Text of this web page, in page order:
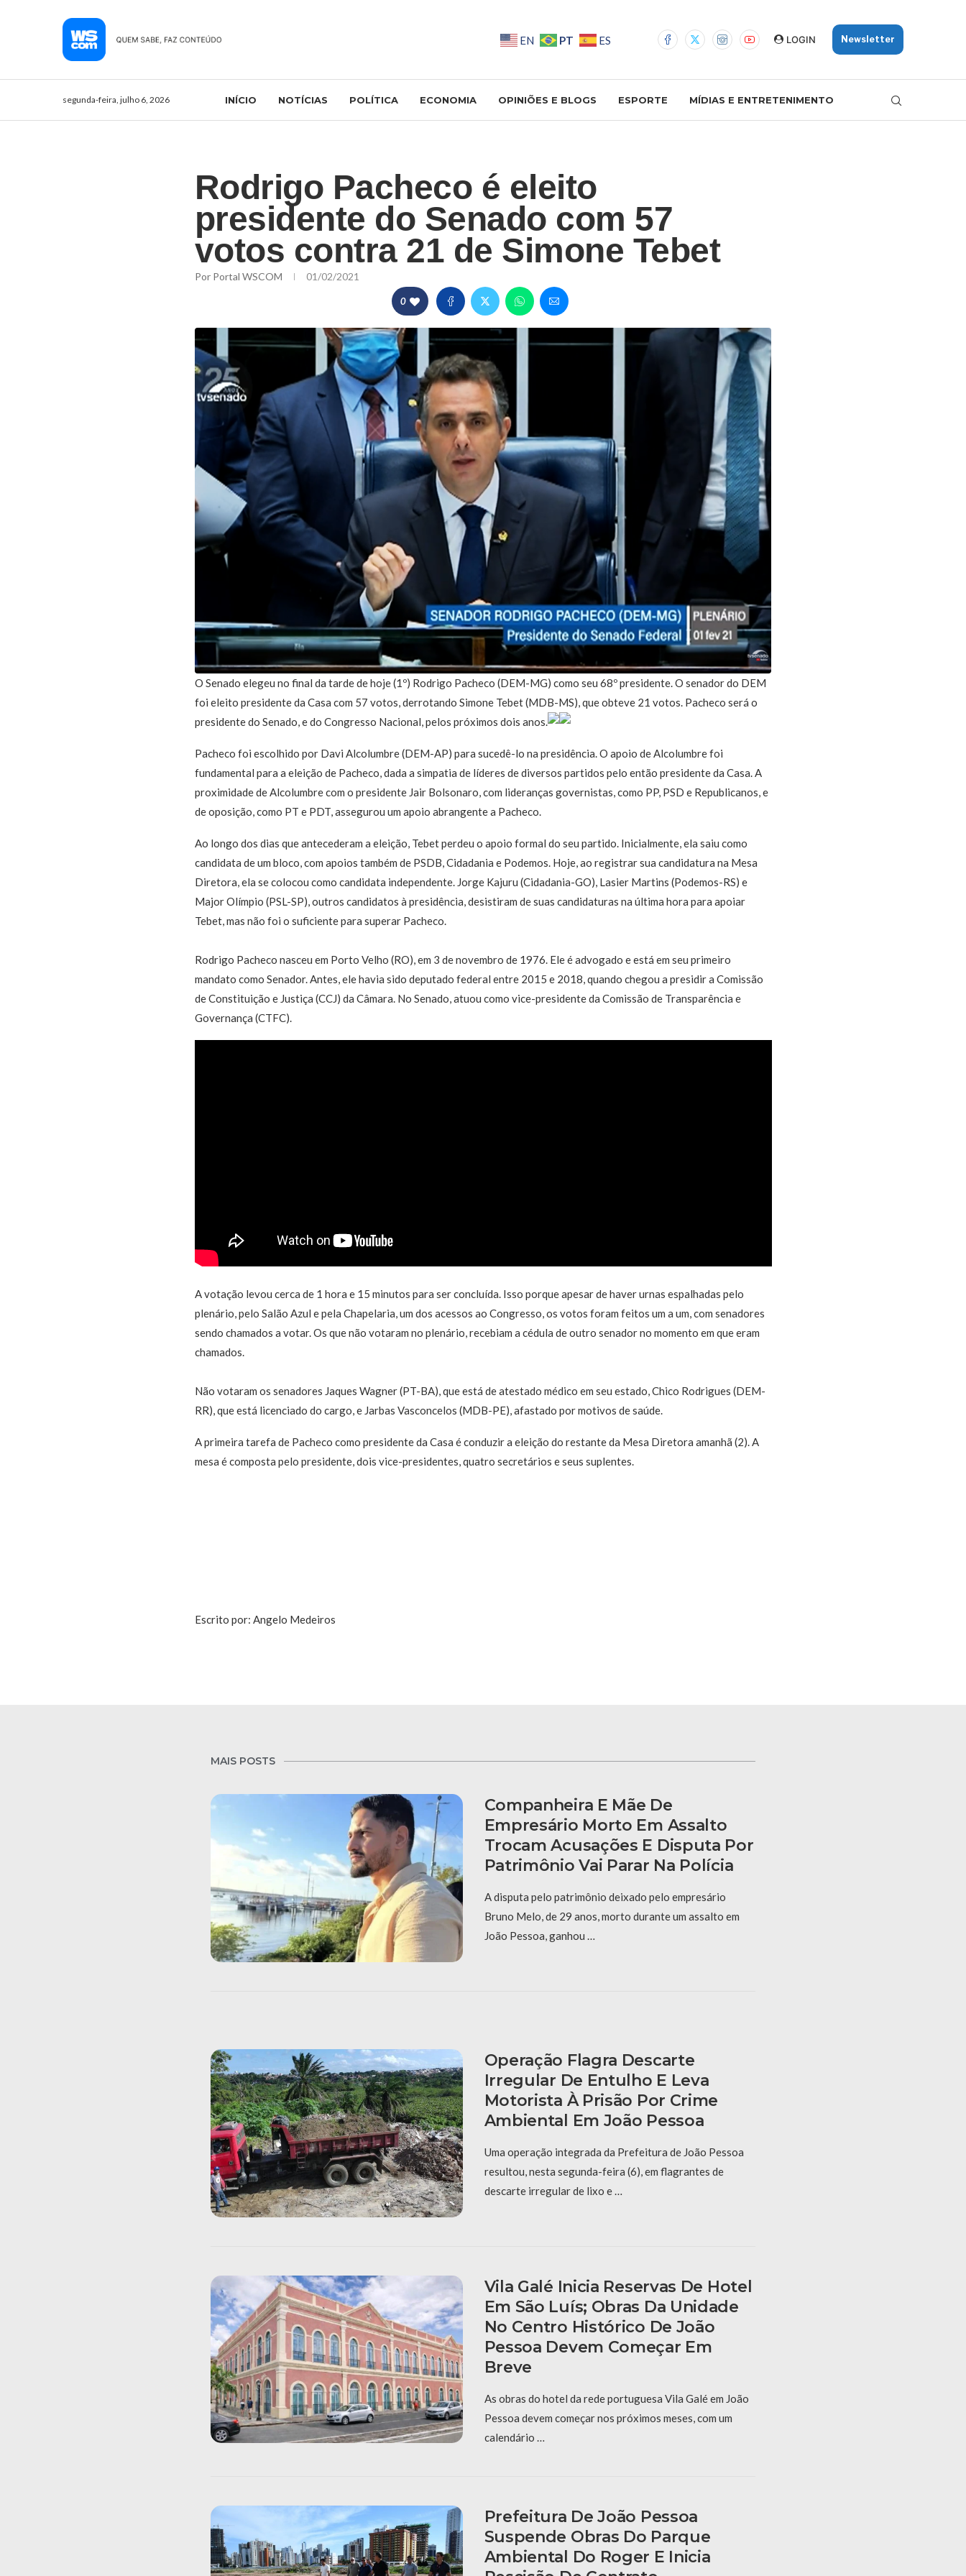
EN PT ES LOGIN Newsletter
segunda-feira, julho 6, 2026 INÍCIO NOTÍCIAS POLÍTICA ECONOMIA OPINIÕES E BLOGS ESPORTE MÍDIAS E ENTRETENIMENTO
Rodrigo Pacheco é eleito
presidente do Senado com 57
votos contra 21 de Simone Tebet
Por Portal WSCOM 01/02/2021
0
O Senado elegeu no final da tarde de hoje (1º) Rodrigo Pacheco (DEM-MG) como seu 68º presidente. O senador do DEM
foi eleito presidente da Casa com 57 votos, derrotando Simone Tebet (MDB-MS), que obteve 21 votos. Pacheco será o
presidente do Senado, e do Congresso Nacional, pelos próximos dois anos.
Pacheco foi escolhido por Davi Alcolumbre (DEM-AP) para sucedê-lo na presidência. O apoio de Alcolumbre foi
fundamental para a eleição de Pacheco, dada a simpatia de líderes de diversos partidos pelo então presidente da Casa. A
proximidade de Alcolumbre com o presidente Jair Bolsonaro, com lideranças governistas, como PP, PSD e Republicanos, e
de oposição, como PT e PDT, assegurou um apoio abrangente a Pacheco.
Ao longo dos dias que antecederam a eleição, Tebet perdeu o apoio formal do seu partido. Inicialmente, ela saiu como
candidata de um bloco, com apoios também de PSDB, Cidadania e Podemos. Hoje, ao registrar sua candidatura na Mesa
Diretora, ela se colocou como candidata independente. Jorge Kajuru (Cidadania-GO), Lasier Martins (Podemos-RS) e
Major Olímpio (PSL-SP), outros candidatos à presidência, desistiram de suas candidaturas na última hora para apoiar
Tebet, mas não foi o suficiente para superar Pacheco.
Rodrigo Pacheco nasceu em Porto Velho (RO), em 3 de novembro de 1976. Ele é advogado e está em seu primeiro
mandato como Senador. Antes, ele havia sido deputado federal entre 2015 e 2018, quando chegou a presidir a Comissão
de Constituição e Justiça (CCJ) da Câmara. No Senado, atuou como vice-presidente da Comissão de Transparência e
Governança (CTFC).
A votação levou cerca de 1 hora e 15 minutos para ser concluída. Isso porque apesar de haver urnas espalhadas pelo
plenário, pelo Salão Azul e pela Chapelaria, um dos acessos ao Congresso, os votos foram feitos um a um, com senadores
sendo chamados a votar. Os que não votaram no plenário, recebiam a cédula de outro senador no momento em que eram
chamados.
Não votaram os senadores Jaques Wagner (PT-BA), que está de atestado médico em seu estado, Chico Rodrigues (DEM-
RR), que está licenciado do cargo, e Jarbas Vasconcelos (MDB-PE), afastado por motivos de saúde.
A primeira tarefa de Pacheco como presidente da Casa é conduzir a eleição do restante da Mesa Diretora amanhã (2). A
mesa é composta pelo presidente, dois vice-presidentes, quatro secretários e seus suplentes.
Escrito por: Angelo Medeiros
MAIS POSTS
Companheira E Mãe De
Empresário Morto Em Assalto
Trocam Acusações E Disputa Por
Patrimônio Vai Parar Na Polícia
A disputa pelo patrimônio deixado pelo empresário
Bruno Melo, de 29 anos, morto durante um assalto em
João Pessoa, ganhou …
Operação Flagra Descarte
Irregular De Entulho E Leva
Motorista À Prisão Por Crime
Ambiental Em João Pessoa
Uma operação integrada da Prefeitura de João Pessoa
resultou, nesta segunda-feira (6), em flagrantes de
descarte irregular de lixo e …
Vila Galé Inicia Reservas De Hotel
Em São Luís; Obras Da Unidade
No Centro Histórico De João
Pessoa Devem Começar Em
Breve
As obras do hotel da rede portuguesa Vila Galé em João
Pessoa devem começar nos próximos meses, com um
calendário …
Prefeitura De João Pessoa
Suspende Obras Do Parque
Ambiental Do Roger E Inicia